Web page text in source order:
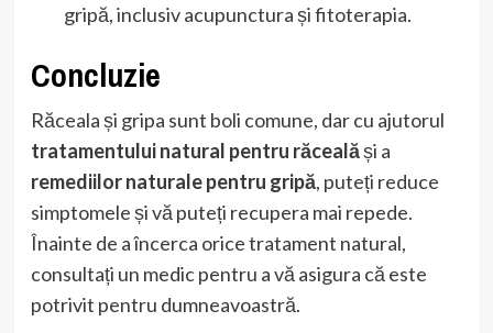
gripă, inclusiv acupunctura și fitoterapia.
Concluzie
Răceala și gripa sunt boli comune, dar cu ajutorul
tratamentului natural pentru răcealăși a
remediilor naturale pentru gripă, puteți reduce
simptomele și vă puteți recupera mai repede.
Înainte de a încerca orice tratament natural,
consultați un medic pentru a vă asigura că este
potrivit pentru dumneavoastră.